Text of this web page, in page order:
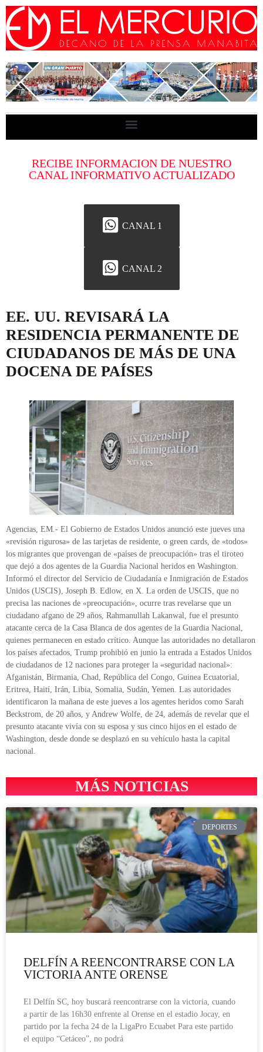
RECIBE INFORMACION DE NUESTRO
CANAL INFORMATIVO ACTUALIZADO
CANAL 1
CANAL 2
EE. UU. REVISARÁ LA
RESIDENCIA PERMANENTE DE
CIUDADANOS DE MÁS DE UNA
DOCENA DE PAÍSES
Agencias, EM.- El Gobierno de Estados Unidos anunció este jueves una
«revisión rigurosa» de las tarjetas de residente, o green cards, de «todos»
los migrantes que provengan de «países de preocupación» tras el tiroteo
que dejó a dos agentes de la Guardia Nacional heridos en Washington.
Informó el director del Servicio de Ciudadanía e Inmigración de Estados
Unidos (USCIS), Joseph B. Edlow, en X. La orden de USCIS, que no
precisa las naciones de «preocupación», ocurre tras revelarse que un
ciudadano afgano de 29 años, Rahmanullah Lakanwal, fue el presunto
atacante cerca de la Casa Blanca de dos agentes de la Guardia Nacional,
quienes permanecen en estado crítico. Aunque las autoridades no detallaron
los países afectados, Trump prohibió en junio la entrada a Estados Unidos
de ciudadanos de 12 naciones para proteger la «seguridad nacional»:
Afganistán, Birmania, Chad, República del Congo, Guinea Ecuatorial,
Eritrea, Haití, Irán, Libia, Somalia, Sudán, Yemen. Las autoridades
identificaron la mañana de este jueves a los agentes heridos como Sarah
Beckstrom, de 20 años, y Andrew Wolfe, de 24, además de revelar que el
presunto atacante vivía con su esposa y sus cinco hijos en el estado de
Washington, desde donde se desplazó en su vehículo hasta la capital
nacional.
MÁS NOTICIAS
DEPORTES
DELFÍN A REENCONTRARSE CON LA
VICTORIA ANTE ORENSE
El Delfín SC, hoy buscará reencontrarse con la victoria, cuando
a partir de las 16h30 enfrente al Orense en el estadio Jocay, en
partido por la fecha 24 de la LigaPro Ecuabet Para este partido
el equipo “Cetáceo”, no podrá